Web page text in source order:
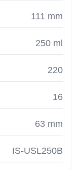
111 mm
250 ml
220
16
63 mm
IS-USL250B